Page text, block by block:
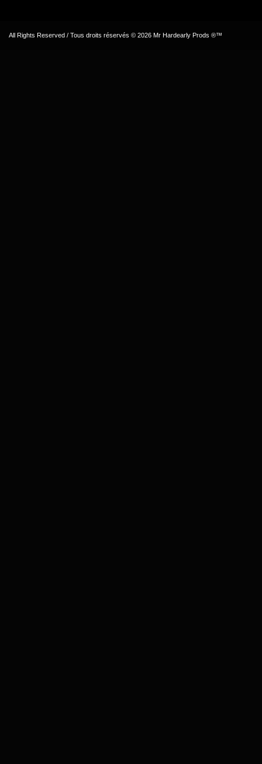
All Rights Reserved / Tous droits réservés © 2026 Mr Hardearly Prods ®™